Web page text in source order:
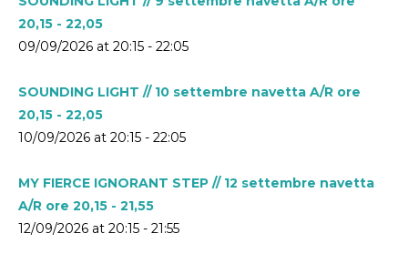
20,15 - 22,05
09/09/2026 at 20:15 - 22:05
SOUNDING LIGHT // 10 settembre navetta A/R ore
20,15 - 22,05
10/09/2026 at 20:15 - 22:05
MY FIERCE IGNORANT STEP // 12 settembre navetta
A/R ore 20,15 - 21,55
12/09/2026 at 20:15 - 21:55